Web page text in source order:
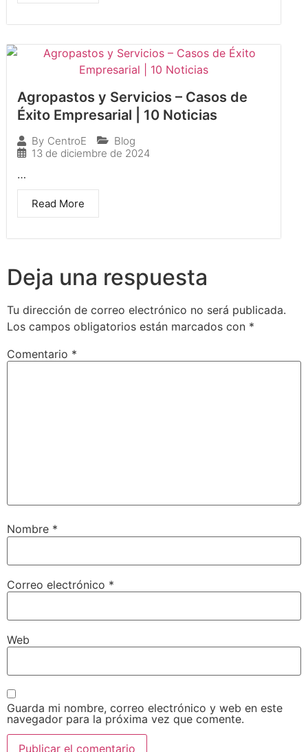
Agropastos y Servicios – Casos de
Éxito Empresarial | 10 Noticias
By CentroE
Blog
13 de diciembre de 2024
…
Read More
Deja una respuesta
Tu dirección de correo electrónico no será publicada.
Los campos obligatorios están marcados con *
Comentario *
Nombre *
Correo electrónico *
Web
Guarda mi nombre, correo electrónico y web en este
navegador para la próxima vez que comente.